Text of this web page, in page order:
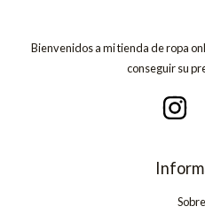
Bienvenidos a mi tienda de ropa
conseguir su